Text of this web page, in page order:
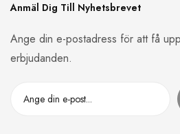
Anmäl Dig Till Nyhetsbrevet
Ange din e-postadress för att få
erbjudanden.